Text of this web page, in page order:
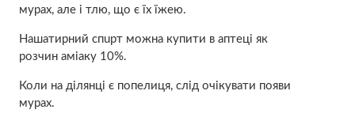
мурах, але і тлю, що є їх їжею.
Нaшaтирний спuрт можна купити в аптeці як
розчин aміаку 10%.
Коли на ділянці є попелиця, слід очікувати появи
мурах.